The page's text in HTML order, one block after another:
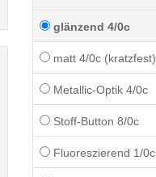
glänzend 4/0c
matt 4/0c (kratzfest)
Metallic-Optik 4/0c
Stoff-Button 8/0c
Fluoreszierend 1/0c